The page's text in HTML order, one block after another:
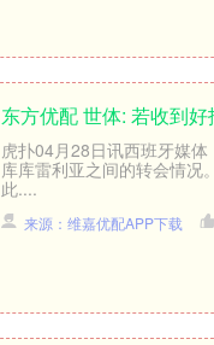
东方优配 世体: 若收到
虎扑04月28日讯西班牙媒
库库雷利亚之间的转会情况
此....
来源：维嘉优配APP下载